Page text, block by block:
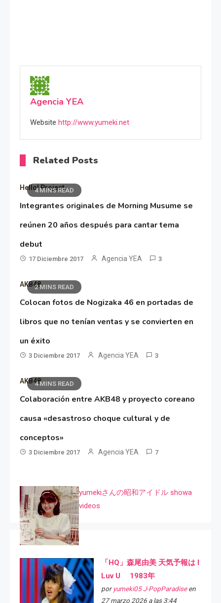
Agencia YEA
Website http://www.yumeki.net
Related Posts
4 MINS READ
Hello! Project
Integrantes originales de Morning Musume se
reúnen 20 años después para cantar tema
debut
17 Diciembre 2017 Agencia YEA 3
2 MINS READ
AKB48
Colocan fotos de Nogizaka 46 en portadas de
libros que no tenían ventas y se convierten en
un éxito
3 Diciembre 2017 Agencia YEA 3
4 MINS READ
AKB48
Colaboración entre AKB48 y proyecto coreano
causa «desastroso choque cultural y de
conceptos»
3 Diciembre 2017 Agencia YEA 7
yumekiさんの昭和アイドル showa
videos
「HQ」森尾由美 天気予報は I
Luv U 1983年
por yumeki05 J-PopParadiseen
27 marzo 2026 a las 3:44